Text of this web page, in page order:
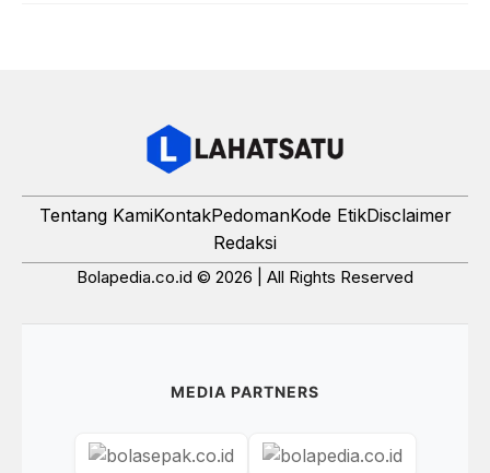
Tentang KamiKontakPedomanKode EtikDisclaimer
Redaksi
Bolapedia.co.id © 2026 | All Rights Reserved
MEDIA PARTNERS